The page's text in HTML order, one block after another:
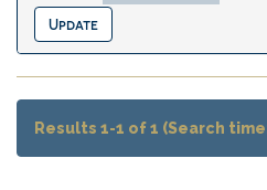
Results 1-1 of 1 (Search